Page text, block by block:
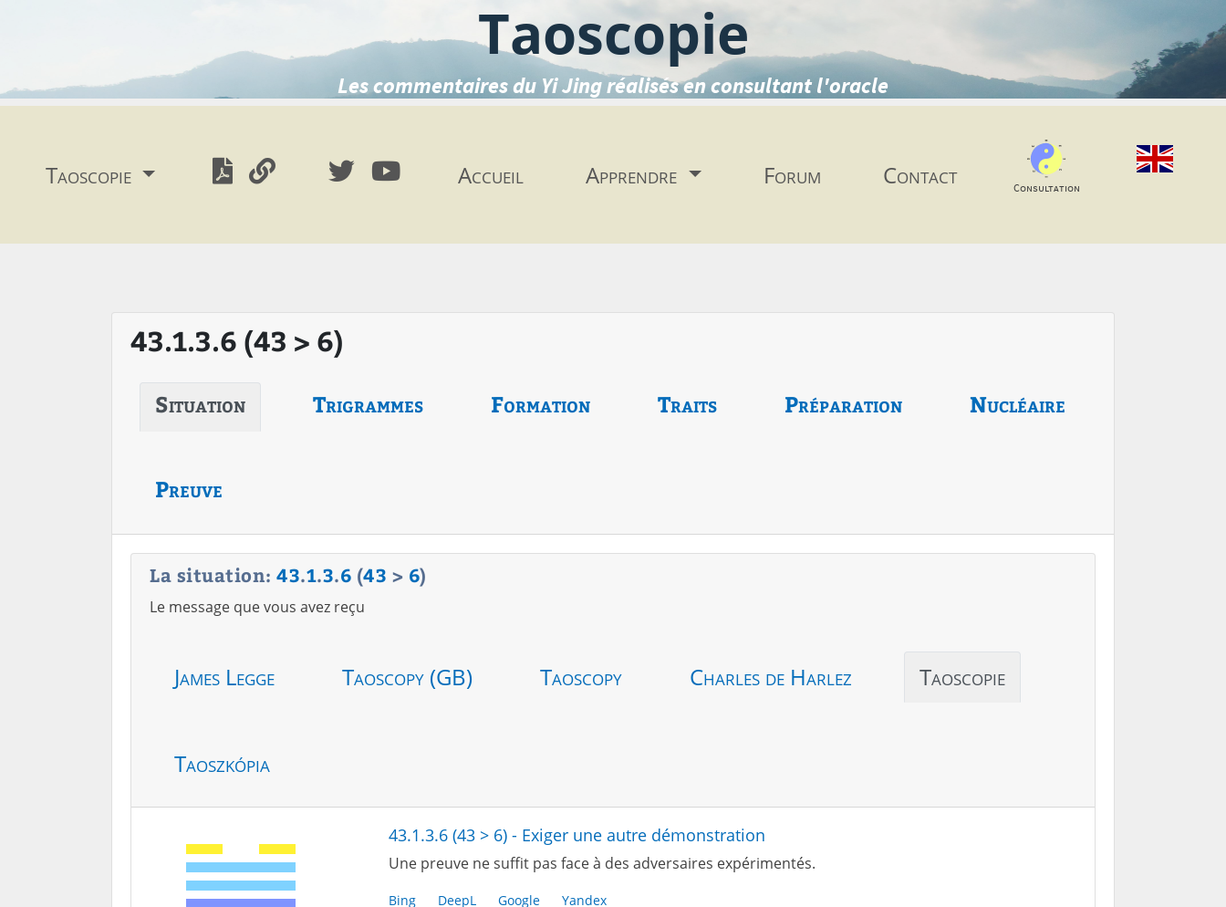
Taoscopie
Les commentaires du Yi Jing réalisés en consultant l'oracle
Taoscopie Accueil Apprendre Forum Contact Consultation
43.1.3.6 (43 > 6)
Situation Trigrammes Formation Traits Préparation Nucléaire
Preuve
La situation: 43.1.3.6 (43 > 6)
Le message que vous avez reçu
James Legge Taoscopy (GB) Taoscopy Charles de Harlez Taoscopie
Taoszkópia
43.1.3.6 (43 > 6) - Exiger une autre démonstration
Une preuve ne suffit pas face à des adversaires expérimentés.
Bing DeepL Google Yandex